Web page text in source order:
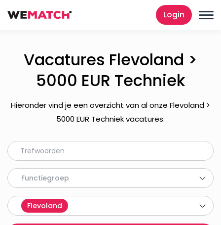
Login
Vacatures Flevoland >
5000 EUR Techniek
Hieronder vind je een overzicht van al onze Flevoland >
5000 EUR Techniek vacatures.
Functiegroep
Flevoland